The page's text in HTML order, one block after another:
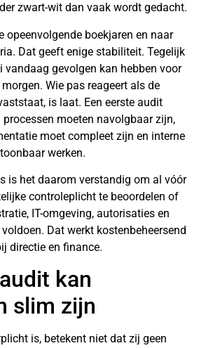
zwart-wit dan vaak wordt gedacht.
opeenvolgende boekjaren en naar
Dat geeft enige stabiliteit. Tegelijk
vandaag gevolgen kan hebben voor
Wie pas reageert als de
is laat. Een eerste audit
moeten navolgbaar zijn,
moet compleet zijn en interne
werken.
is het daarom verstandig om al vóór
controleplicht te beoordelen of
IT-omgeving, autorisaties en
Dat werkt kostenbeheersend
directie en finance.
kan
slim zijn
is, betekent niet dat zij geen